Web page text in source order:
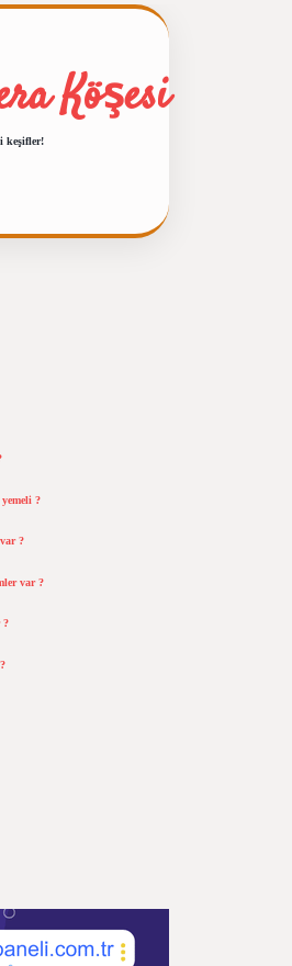
Köşesi
keşifler!
?
?
var ?
?